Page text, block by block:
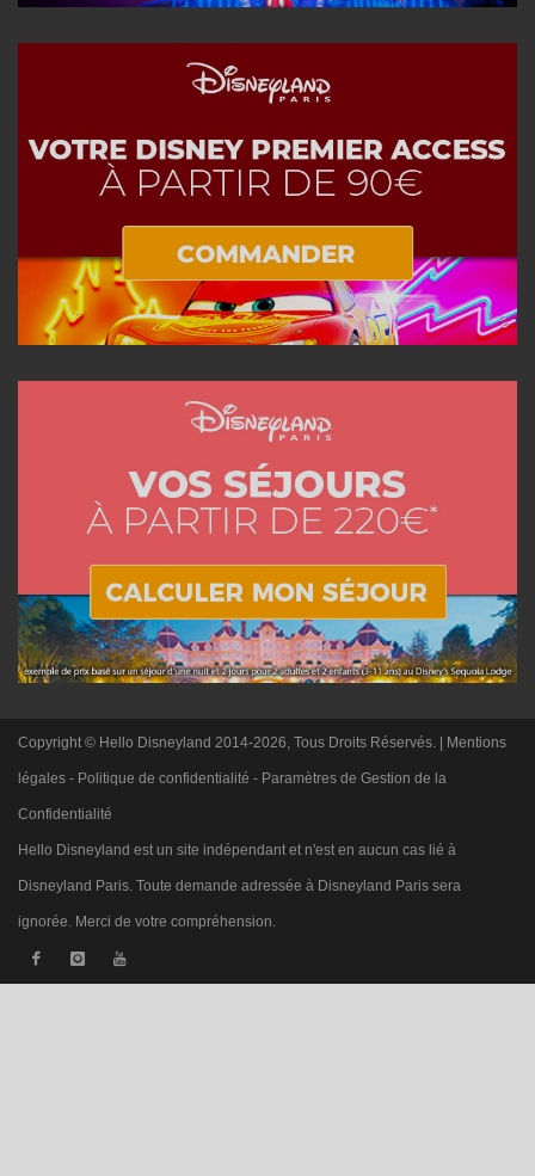
Copyright © Hello Disneyland 2014-2026, Tous Droits Réservés. | Mentions
légales - Politique de confidentialité - Paramètres de Gestion de la
Confidentialité
Hello Disneyland est un site indépendant et n'est en aucun cas lié à
Disneyland Paris. Toute demande adressée à Disneyland Paris sera
ignorée. Merci de votre compréhension.